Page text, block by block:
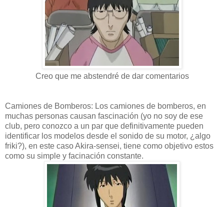
Creo que me abstendré de dar comentarios
Camiones de Bomberos: Los camiones de bomberos, en
muchas personas causan fascinación (yo no soy de ese
club, pero conozco a un par que definitivamente pueden
identificar los modelos desde el sonido de su motor, ¿algo
friki?), en este caso Akira-sensei, tiene como objetivo estos
como su simple y facinación constante.